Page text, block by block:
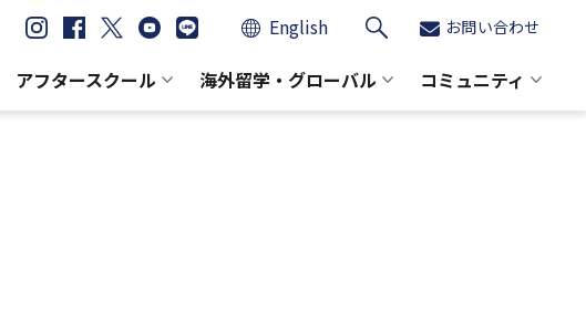
English お問い合わせ
アフタースクール 海外留学・グローバル コミュニティ